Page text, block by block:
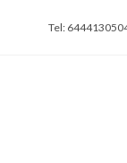
Tel: